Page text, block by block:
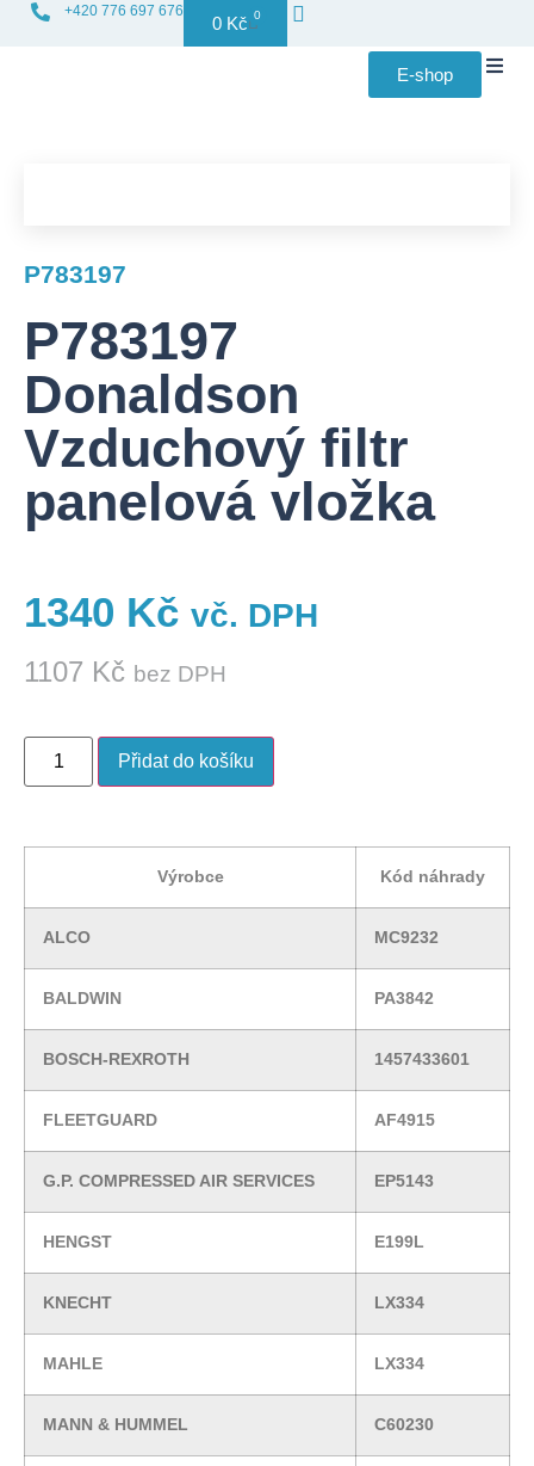
+420 776 697 676
0 Kč 0
E-shop
P783197
P783197
Donaldson
Vzduchový filtr
panelová vložka
1340 Kč vč. DPH
1107 Kč bez DPH
Přidat do košíku
Výrobce Kód náhrady
ALCO MC9232
BALDWIN PA3842
BOSCH-REXROTH 1457433601
FLEETGUARD AF4915
G.P. COMPRESSED AIR SERVICES EP5143
HENGST E199L
KNECHT LX334
MAHLE LX334
MANN & HUMMEL C60230